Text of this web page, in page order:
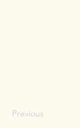
Previous